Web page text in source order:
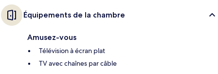
Équipements de la chambre
Amusez-vous
Télévision à écran plat
TV avec chaînes par câble